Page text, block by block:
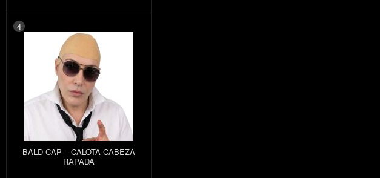
4
BALD CAP – CALOTA CABEZA
RAPADA